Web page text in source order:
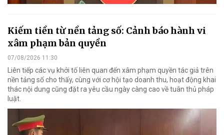
Kiếm tiền từ nền tảng số: Cảnh báo hành vi
xâm phạm bản quyền
07/08/2026 11:30
Liên tiếp các vụ khởi tố liên quan đến xâm phạm quyền tác giả trên
nền tảng số cho thấy, cùng với cơ hội tạo doanh thu, hoạt động khai
thác nội dung cũng đặt ra yêu cầu ngày càng cao về tuân thủ pháp
luật.